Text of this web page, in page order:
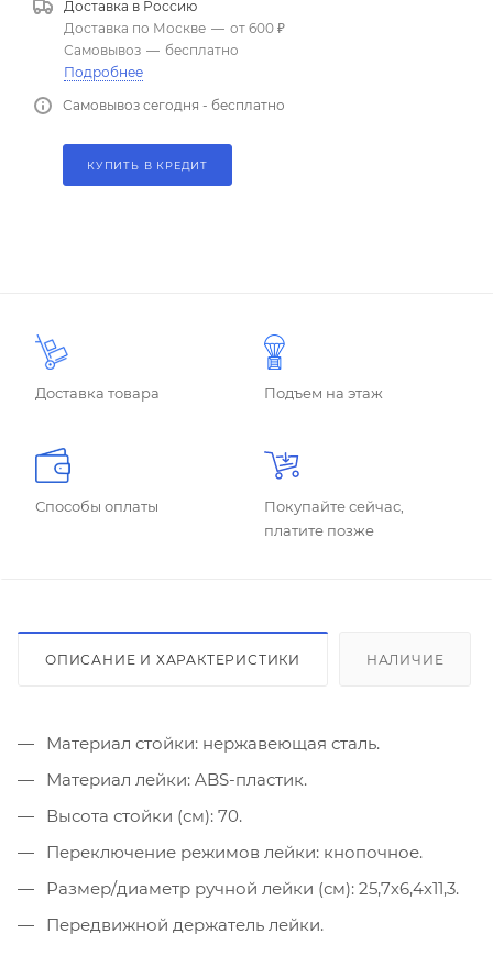
Доставка в Россию
Доставка по Москве — от 600 ₽
Самовывоз — бесплатно
Подробнее
Самовывоз сегодня - бесплатно
КУПИТЬ В КРЕДИТ
Доставка товара Подъем на этаж
Способы оплаты
Покупайте сейчас,
платите позже
ОПИСАНИЕ И ХАРАКТЕРИСТИКИ НАЛИЧИЕ
Материал стойки: нержавеющая сталь.
Материал лейки: ABS-пластик.
Высота стойки (см): 70.
Переключение режимов лейки: кнопочное.
Размер/диаметр ручной лейки (см): 25,7х6,4х11,3.
Передвижной держатель лейки.